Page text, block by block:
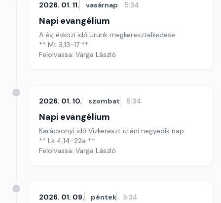
2026. 01. 11. vasárnap 5:34
Napi evangélium
A év, évközi idő Urunk megkeresztelkedése
** Mt 3,13-17 **
Felolvassa: Varga László
2026. 01. 10. szombat 5:34
Napi evangélium
Karácsonyi idő Vízkereszt utáni negyedik nap
** Lk 4,14-22a **
Felolvassa: Varga László
2026. 01. 09. péntek 5:34